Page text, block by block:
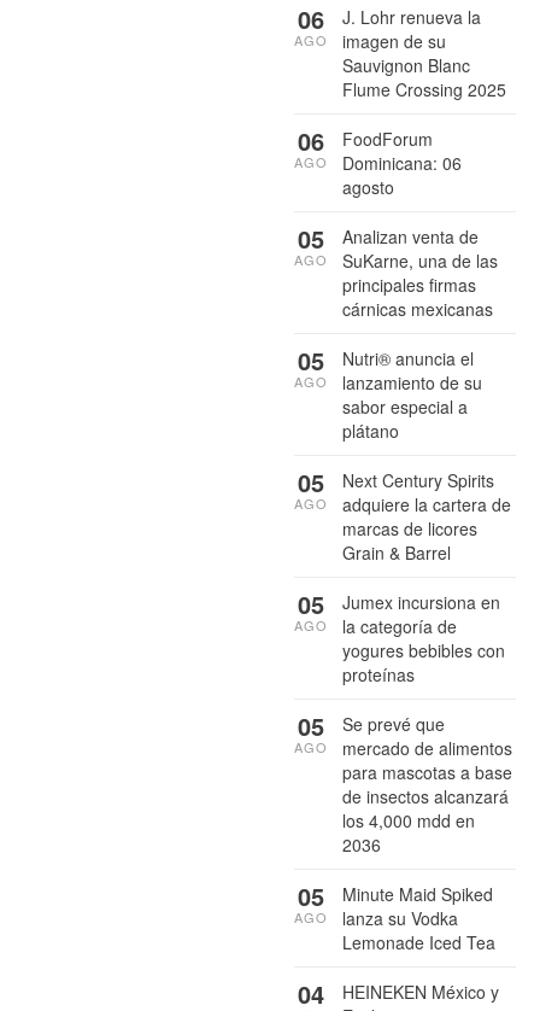
J. Lohr renueva la
imagen de su
Sauvignon Blanc
Flume Crossing 2025
06
AGO
FoodForum
Dominicana: 06
agosto
06
AGO
Analizan venta de
SuKarne, una de las
principales firmas
cárnicas mexicanas
05
AGO
Nutri® anuncia el
lanzamiento de su
sabor especial a
plátano
05
AGO
Next Century Spirits
adquiere la cartera de
marcas de licores
Grain & Barrel
05
AGO
Jumex incursiona en
la categoría de
yogures bebibles con
proteínas
05
AGO
Se prevé que
mercado de alimentos
para mascotas a base
de insectos alcanzará
los 4,000 mdd en
2036
05
AGO
Minute Maid Spiked
lanza su Vodka
Lemonade Iced Tea
05
AGO
HEINEKEN México y
04